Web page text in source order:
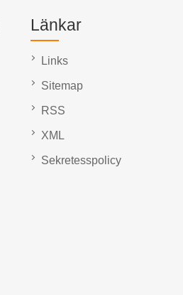
Länkar
Links
Sitemap
RSS
XML
Sekretesspolicy